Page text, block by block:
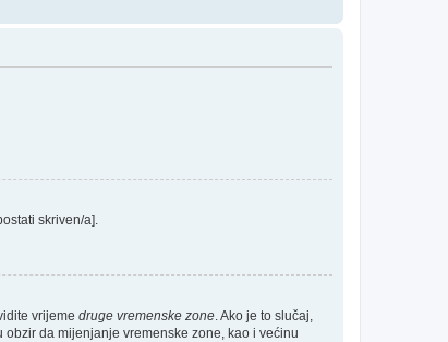
skriven/a].
vrijeme druge vremenske zone. Ako je to slučaj,
da mijenjanje vremenske zone, kao i većinu